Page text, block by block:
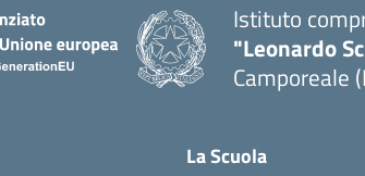
Istituto
"Leonardo
Camporeale
La Scuola